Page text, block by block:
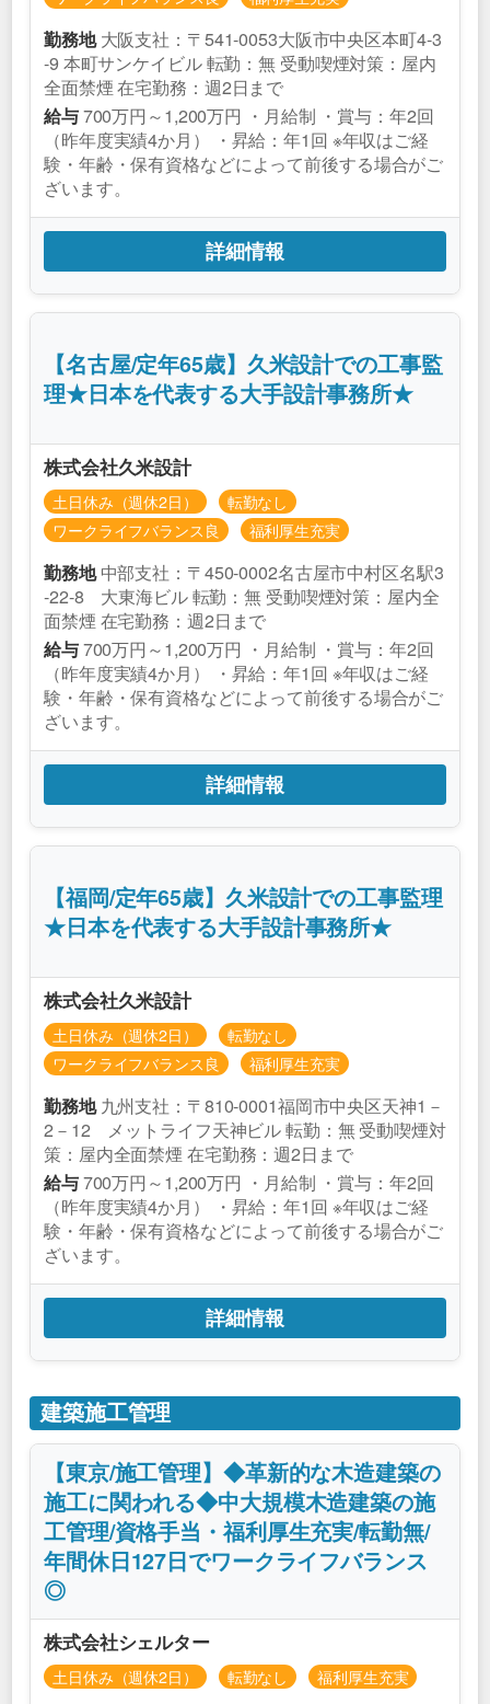
勤務地大阪支社：〒541-0053大阪市中央区本町4-3
-9 本町サンケイビル 転勤：無 受動喫煙対策：屋内
全面禁煙 在宅勤務：週2日まで
給与700万円～1,200万円 ・月給制 ・賞与：年2回
（昨年度実績4か月） ・昇給：年1回 ※年収はご経
験・年齢・保有資格などによって前後する場合がご
ざいます。
詳細情報
【名古屋/定年65歳】久米設計での工事監
理★日本を代表する大手設計事務所★
株式会社久米設計
土日休み（週休2日）
転勤なし
ワークライフバランス良
福利厚生充実
勤務地中部支社：〒450-0002名古屋市中村区名駅3
-22-8 大東海ビル 転勤：無 受動喫煙対策：屋内全
面禁煙 在宅勤務：週2日まで
給与700万円～1,200万円 ・月給制 ・賞与：年2回
（昨年度実績4か月） ・昇給：年1回 ※年収はご経
験・年齢・保有資格などによって前後する場合がご
ざいます。
詳細情報
【福岡/定年65歳】久米設計での工事監理
★日本を代表する大手設計事務所★
株式会社久米設計
土日休み（週休2日）
転勤なし
ワークライフバランス良
福利厚生充実
勤務地九州支社：〒810-0001福岡市中央区天神1－
2－12 メットライフ天神ビル 転勤：無 受動喫煙対
策：屋内全面禁煙 在宅勤務：週2日まで
給与700万円～1,200万円 ・月給制 ・賞与：年2回
（昨年度実績4か月） ・昇給：年1回 ※年収はご経
験・年齢・保有資格などによって前後する場合がご
ざいます。
詳細情報
建築施工管理
【東京/施工管理】◆革新的な木造建築の
施工に関われる◆中大規模木造建築の施
工管理/資格手当・福利厚生充実/転勤無/
年間休日127日でワークライフバランス
◎
株式会社シェルター
土日休み（週休2日） 転勤なし 福利厚生充実